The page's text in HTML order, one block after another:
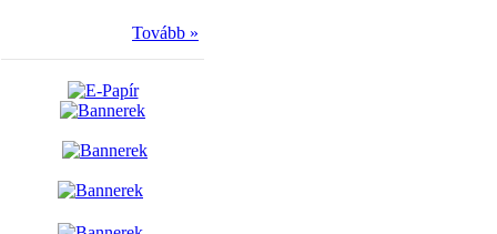
Tovább »